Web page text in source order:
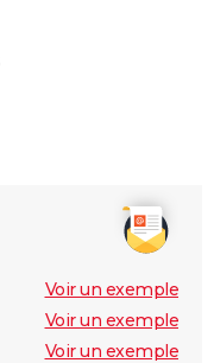
Voir un exemple
Voir un exemple
Voir un exemple